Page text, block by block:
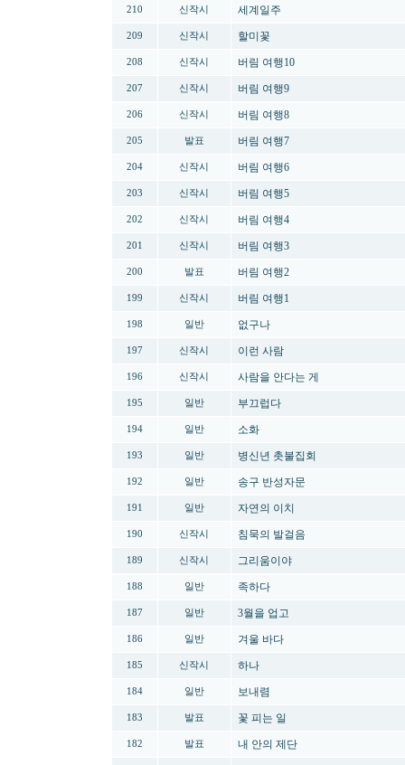
210 신작시 세계일주
209 신작시 할미꽃
208 신작시 버림 여행10
207 신작시 버림 여행9
206 신작시 버림 여행8
205 발표 버림 여행7
204 신작시 버림 여행6
203 신작시 버림 여행5
202 신작시 버림 여행4
201 신작시 버림 여행3
200 발표 버림 여행2
199 신작시 버림 여행1
198 일반 없구나
197 신작시 이런 사람
196 신작시 사람을 안다는 게
195 일반 부끄럽다
194 일반 소화
193 일반 병신년 촛불집회
192 일반 송구 반성자문
191 일반 자연의 이치
190 신작시 침묵의 발걸음
189 신작시 그리움이야
188 일반 족하다
187 일반 3월을 업고
186 일반 겨울 바다
185 신작시 하나
184 일반 보내렴
183 발표 꽃 피는 일
182 발표 내 안의 제단